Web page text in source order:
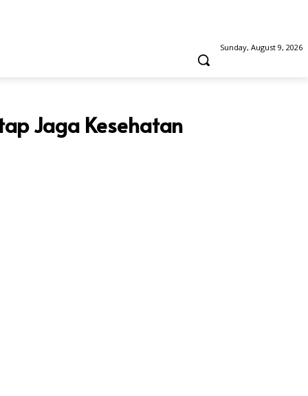
Sunday, August 9, 2026
Jaga Kesehatan